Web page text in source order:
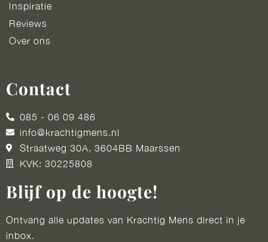
Inspiratie
Reviews
Over ons
Contact
085 - 06 09 486
info@krachtigmens.nl
Straatweg 30A, 3604BB Maarssen
KVK: 30225808
Blijf op de hoogte!
Ontvang alle updates van Krachtig Mens direct in je
inbox.